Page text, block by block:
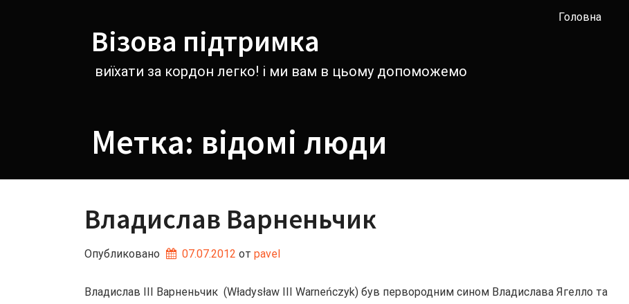
Візова підтримка
виїхати за кордон легко! і ми вам в цьому допоможемо
Головна
Метка: відомі люди
Владислав Варненьчик
Опубликовано 07.07.2012 от pavel
Владислав III Варненьчик (Władysław III Warneńczyk) був первородним сином Владислава Ягелло та